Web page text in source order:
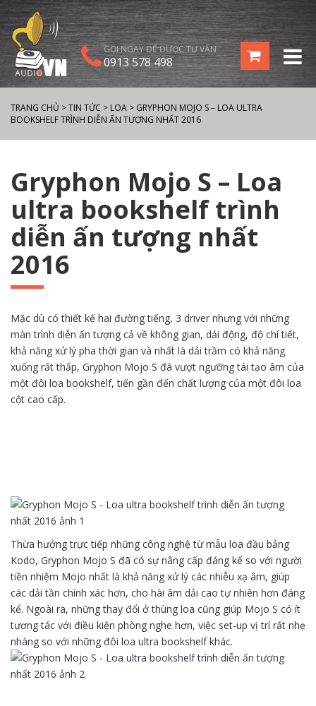
GỌI NGAY ĐỂ ĐƯỢC TƯ VẤN
0913 578 498
TRANG CHỦ >TIN TỨC > LOA > GRYPHON MOJO S – LOA ULTRA
BOOKSHELF TRÌNH DIỄN ẤN TƯỢNG NHẤT 2016
Gryphon Mojo S – Loa
ultra bookshelf trình
diễn ấn tượng nhất
2016
Mặc dù có thiết kế hai đường tiếng, 3 driver nhưng với những
màn trình diễn ấn tượng cả về không gian, dải động, độ chí tiết,
khả năng xử lý pha thời gian và nhất là dải trầm có khả năng
xuống rất thấp, Gryphon Mojo S đã vượt ngưỡng tái tạo âm của
một đôi loa bookshelf, tiến gần đến chất lượng của một đôi loa
cột cao cấp.
Thừa hưởng trực tiếp những công nghệ từ mẫu loa đầu bảng
Kodo, Gryphon Mojo S đã có sự nâng cấp đáng kể so với người
tiền nhiệm Mojo nhất là khả năng xử lý các nhiễu xạ âm, giúp
các dải tần chính xác hơn, cho hài âm dải cao tự nhiên hơn đáng
kể. Ngoài ra, những thay đổi ở thùng loa cũng giúp Mojo S có ít
tương tác với điều kiện phòng nghe hơn, việc set-up vị trí rất nhẹ
nhàng so với những đôi loa ultra bookshelf khác.